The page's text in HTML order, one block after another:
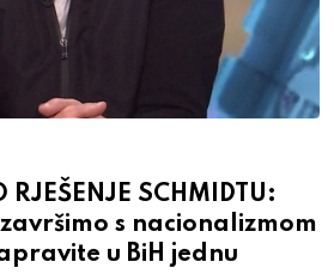
RJEŠENJE SCHMIDTU:
s nacionalizmom
u BiH jednu